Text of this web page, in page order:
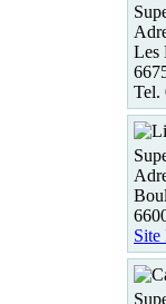
Les
Tel.
Site